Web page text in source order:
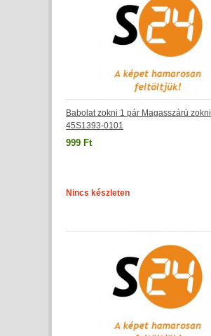
Babolat zokni 1 pár Magasszárú zokni
45S1393-0101
999 Ft
Nincs készleten